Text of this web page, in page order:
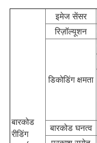
बारकोड
रीडिंग
इमेज सेंसर
रिज़ॉल्यूशन
डिकोडिंग क्षमता
बारकोड घनत्व